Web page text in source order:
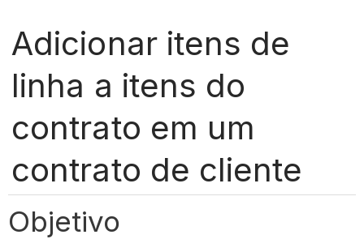
Adicionar itens de
linha a itens do
contrato em um
contrato de cliente
Objetivo